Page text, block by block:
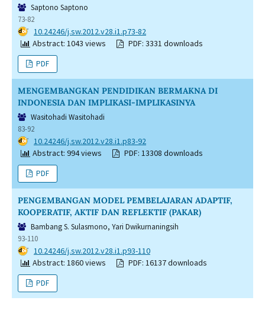
Saptono Saptono
73-82
DOI: 10.24246/j.sw.2012.v28.i1.p73-82
Abstract: 1043 views
PDF: 3331 downloads
PDF
MENGEMBANGKAN PENDIDIKAN BERMAKNA DI
INDONESIA DAN IMPLIKASI-IMPLIKASINYA
Wasitohadi Wasitohadi
83-92
DOI: 10.24246/j.sw.2012.v28.i1.p83-92
Abstract: 994 views
PDF: 13308 downloads
PDF
PENGEMBANGAN MODEL PEMBELAJARAN ADAPTIF,
KOOPERATIF, AKTIF DAN REFLEKTIF (PAKAR)
Bambang S. Sulasmono, Yari Dwikurnaningsih
93-110
DOI: 10.24246/j.sw.2012.v28.i1.p93-110
Abstract: 1860 views
PDF: 16137 downloads
PDF